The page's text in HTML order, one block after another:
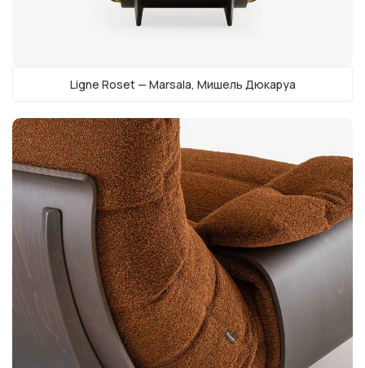
Ligne Roset — Marsala, Мишель Дюкаруа